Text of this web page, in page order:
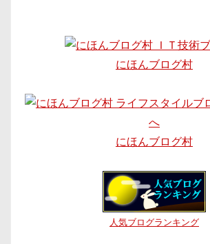
にほんブログ村
にほんブログ村
人気ブログランキング